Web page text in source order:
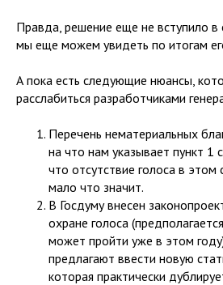
Правда, решение еще не вступило
мы еще можем увидеть по итогам
А пока есть следующие нюансы,
расслабиться разработчиками
Перечень нематериальных
на что нам указывает пункт 1
что отсутствие голоса в этом
мало что значит.
В Госдуму внесен
охране голоса
может пройти уже в этом
предлагают ввести новую
которая практически